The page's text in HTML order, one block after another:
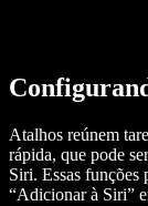
Atalhos reúnem
rápida, que pode
Siri. Essas funções
“Adicionar à Siri”